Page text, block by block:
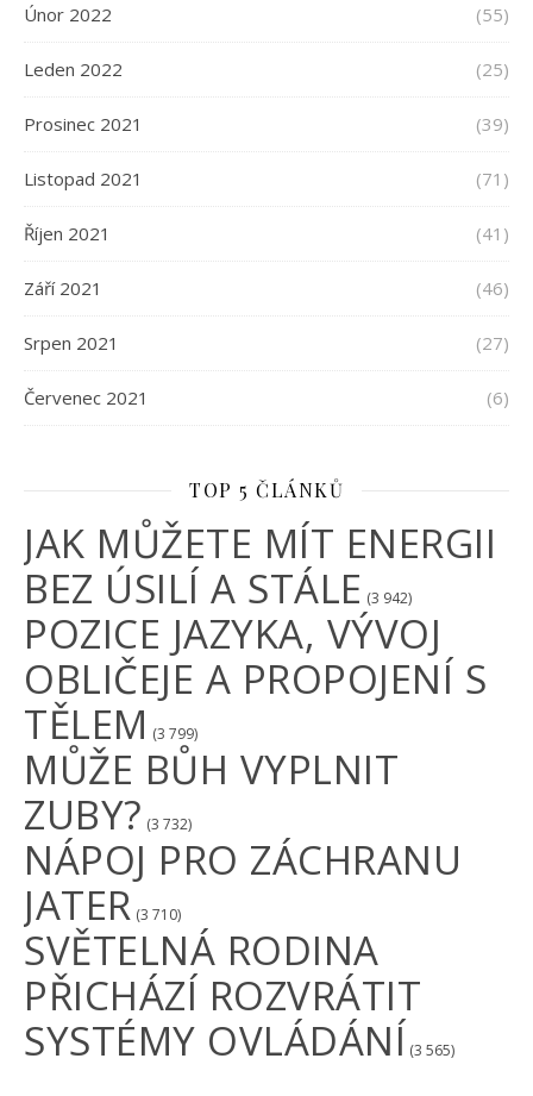
Únor 2022 (55)
Leden 2022 (25)
Prosinec 2021 (39)
Listopad 2021 (71)
Říjen 2021 (41)
Září 2021 (46)
Srpen 2021 (27)
Červenec 2021 (6)
TOP 5 ČLÁNKŮ
JAK MŮŽETE MÍT ENERGII
BEZ ÚSILÍ A STÁLE (3 942)
POZICE JAZYKA, VÝVOJ
OBLIČEJE A PROPOJENÍ S
TĚLEM (3 799)
MŮŽE BŮH VYPLNIT
ZUBY? (3 732)
NÁPOJ PRO ZÁCHRANU
JATER (3 710)
SVĚTELNÁ RODINA
PŘICHÁZÍ ROZVRÁTIT
SYSTÉMY OVLÁDÁNÍ (3 565)